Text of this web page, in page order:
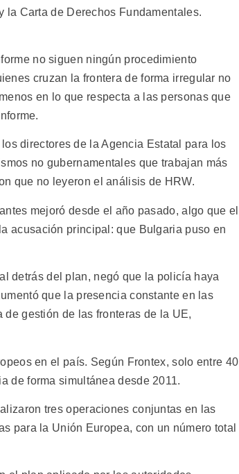
la Carta de Derechos Fundamentales.
no siguen ningún procedimiento
cruzan la frontera de forma irregular no
en lo que respecta a las personas que
directores de la Agencia Estatal para los
no gubernamentales que trabajan más
que no leyeron el análisis de HRW.
mejoró desde el año pasado, algo que el
acusación principal: que Bulgaria puso en
detrás del plan, negó que la policía haya
que la presencia constante en las
gestión de las fronteras de la UE,
en el país. Según Frontex, solo entre 40
de forma simultánea desde 2011.
tres operaciones conjuntas en las
para la Unión Europea, con un número total